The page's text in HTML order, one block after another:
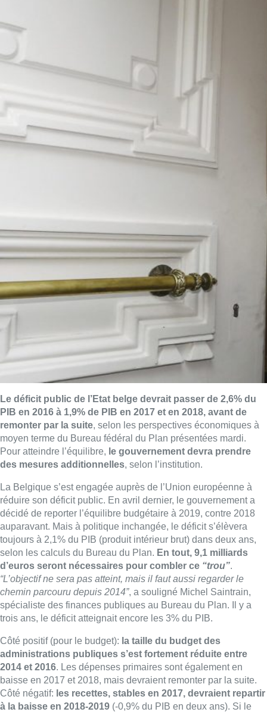
Le déficit public de l’Etat belge devrait passer de 2,6% du
PIB en 2016 à 1,9% de PIB en 2017 et en 2018, avant de
remonter par la suite, selon les perspectives économiques à
moyen terme du Bureau fédéral du Plan présentées mardi.
Pour atteindre l’équilibre, le gouvernement devra prendre
des mesures additionnelles, selon l’institution.
La Belgique s’est engagée auprès de l’Union européenne à
réduire son déficit public. En avril dernier, le gouvernement a
décidé de reporter l’équilibre budgétaire à 2019, contre 2018
auparavant. Mais à politique inchangée, le déficit s’élèvera
toujours à 2,1% du PIB (produit intérieur brut) dans deux ans,
selon les calculs du Bureau du Plan. En tout, 9,1 milliards
d’euros seront nécessaires pour combler ce “trou”.
“L’objectif ne sera pas atteint, mais il faut aussi regarder le
chemin parcouru depuis 2014”, a souligné Michel Saintrain,
spécialiste des finances publiques au Bureau du Plan. Il y a
trois ans, le déficit atteignait encore les 3% du PIB.
Côté positif (pour le budget): la taille du budget des
administrations publiques s’est fortement réduite entre
2014 et 2016. Les dépenses primaires sont également en
baisse en 2017 et 2018, mais devraient remonter par la suite.
Côté négatif: les recettes, stables en 2017, devraient repartir
à la baisse en 2018-2019 (-0,9% du PIB en deux ans). Si le